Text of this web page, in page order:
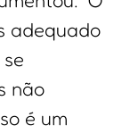
adequado
não
é um